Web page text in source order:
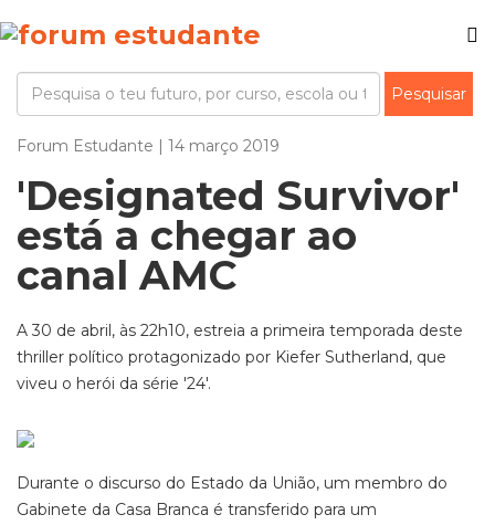
Forum Estudante | 14 março 2019
'Designated Survivor'
está a chegar ao
canal AMC
A 30 de abril, às 22h10, estreia a primeira temporada deste
thriller político protagonizado por Kiefer Sutherland, que
viveu o herói da série '24'.
Durante o discurso do Estado da União, um membro do
Gabinete da Casa Branca é transferido para um